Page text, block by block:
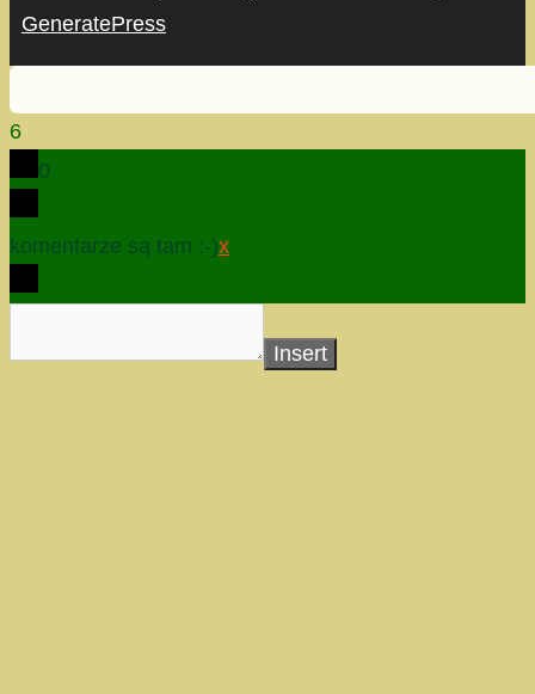
GeneratePress
6
0
komentarze są tam :-)x
Insert